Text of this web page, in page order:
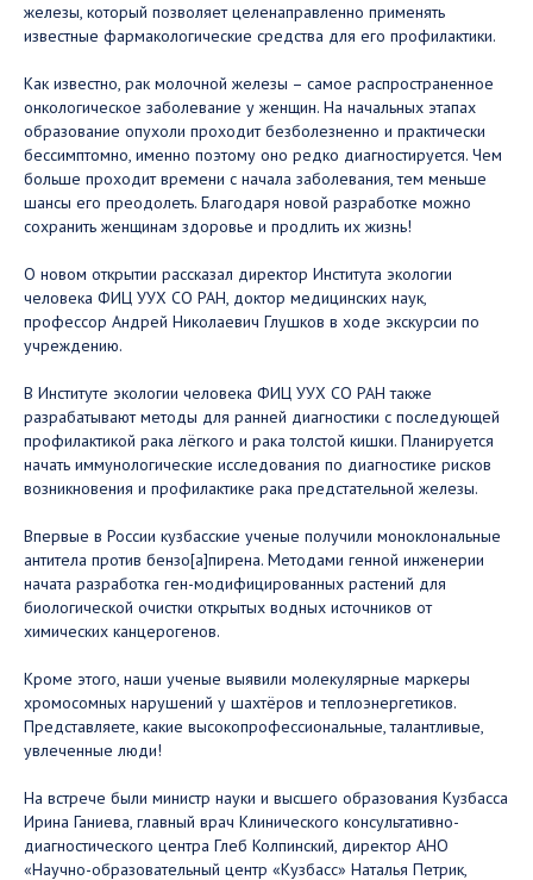
железы, который позволяет целенаправленно применять
известные фармакологические средства для его профилактики.
Как известно, рак молочной железы – самое распространенное
онкологическое заболевание у женщин. На начальных этапах
образование опухоли проходит безболезненно и практически
бессимптомно, именно поэтому оно редко диагностируется. Чем
больше проходит времени с начала заболевания, тем меньше
шансы его преодолеть. Благодаря новой разработке можно
сохранить женщинам здоровье и продлить их жизнь!
О новом открытии рассказал директор Института экологии
человека ФИЦ УУХ СО РАН, доктор медицинских наук,
профессор Андрей Николаевич Глушков в ходе экскурсии по
учреждению.
В Институте экологии человека ФИЦ УУХ СО РАН также
разрабатывают методы для ранней диагностики с последующей
профилактикой рака лёгкого и рака толстой кишки. Планируется
начать иммунологические исследования по диагностике рисков
возникновения и профилактике рака предстательной железы.
Впервые в России кузбасские ученые получили моноклональные
антитела против бензо[а]пирена. Методами генной инженерии
начата разработка ген-модифицированных растений для
биологической очистки открытых водных источников от
химических канцерогенов.
Кроме этого, наши ученые выявили молекулярные маркеры
хромосомных нарушений у шахтёров и теплоэнергетиков.
Представляете, какие высокопрофессиональные, талантливые,
увлеченные люди!
На встрече были министр науки и высшего образования Кузбасса
Ирина Ганиева, главный врач Клинического консультативно-
диагностического центра Глеб Колпинский, директор АНО
«Научно-образовательный центр «Кузбасс» Наталья Петрик,